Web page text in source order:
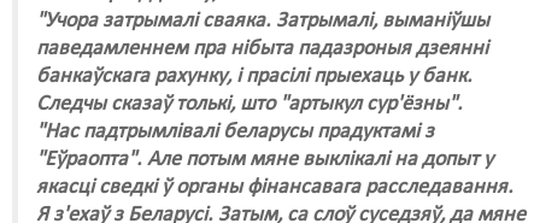
"Учора затрымалі сваяка. Затрымалі, выманіўшы
паведамленнем пра нібыта падазроныя дзеянні
банкаўскага рахунку, і прасілі прыехаць у банк.
Следчы сказаў толькі, што "артыкул сур'ёзны".
"Нас падтрымлівалі беларусы прадуктамі з
"Еўраопта". Але потым мяне выклікалі на допыт у
якасці сведкі ў органы фінансавага расследавання.
Я з'ехаў з Беларусі. Затым, са слоў суседзяў, да мяне